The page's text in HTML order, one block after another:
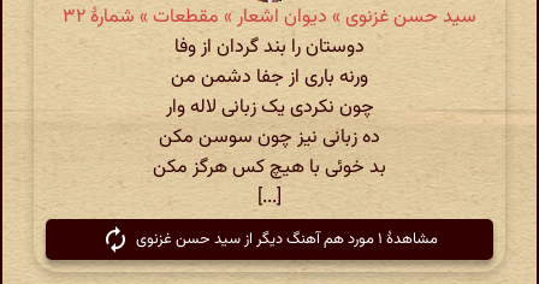
سید حسن غزنوی » دیوان اشعار » مقطعات » شمارهٔ ۳۲
دوستان را بند گردان از وفا
ورنه باری از جفا دشمن من
چون نکردی یک زبانی لاله وار
ده زبانی نیز چون سوسن مکن
بد خوئی با هیچ کس هرگز مکن
[...]
مشاهدهٔ ۱ مورد هم آهنگ دیگر از سید حسن غزنوی